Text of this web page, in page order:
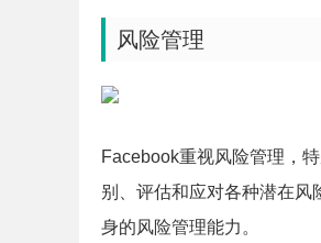
风险管理
Facebook重视风险管理，
别、评估和应对各种潜在风
身的风险管理能力。